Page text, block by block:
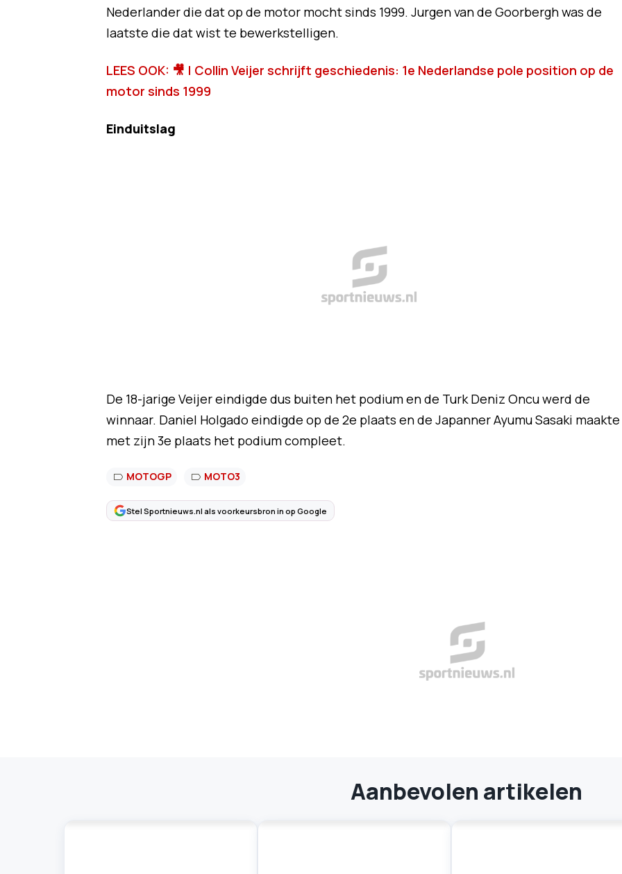
Nederlander die dat op de motor mocht sinds 1999. Jurgen van de Goorbergh was de
laatste die dat wist te bewerkstelligen.
LEES OOK: 🎥 | Collin Veijer schrijft geschiedenis: 1e Nederlandse pole position op de
motor sinds 1999
Einduitslag
De 18-jarige Veijer eindigde dus buiten het podium en de Turk Deniz Oncu werd de
winnaar. Daniel Holgado eindigde op de 2e plaats en de Japanner Ayumu Sasaki maakte
met zijn 3e plaats het podium compleet.
MOTOGP MOTO3
Stel Sportnieuws.nl als voorkeursbron in op Google
Aanbevolen artikelen